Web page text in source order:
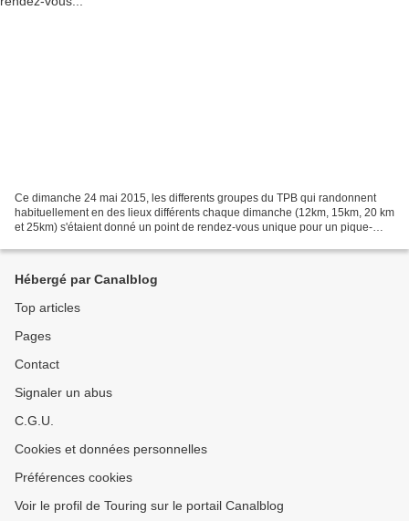
Ce dimanche 24 mai 2015, les differents groupes du TPB qui randonnent
habituellement en des lieux différents chaque dimanche (12km, 15km, 20 km
et 25km) s'étaient donné un point de rendez-vous unique pour un pique-
Hébergé par Canalblog
Top articles
Pages
Contact
Signaler un abus
C.G.U.
Cookies et données personnelles
Préférences cookies
Voir le profil de Touring sur le portail Canalblog